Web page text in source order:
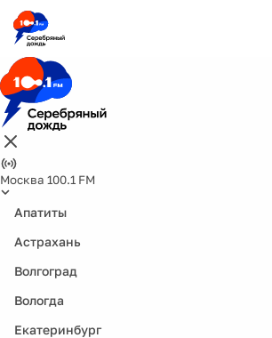
Москва 100.1 FM
Апатиты
Астрахань
Волгоград
Вологда
Екатеринбург